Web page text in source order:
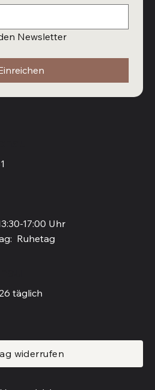
17:00 Uhr
Ruhetag
täglich
Newsletter
widerrufen